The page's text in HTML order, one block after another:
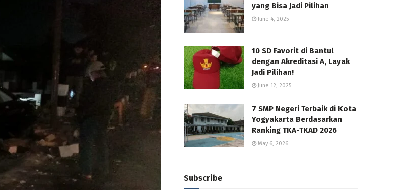
yang Bisa Jadi Pilihan
June 4, 2025
10 SD Favorit di Bantul
dengan Akreditasi A, Layak
Jadi Pilihan!
June 12, 2025
7 SMP Negeri Terbaik di Kota
Yogyakarta Berdasarkan
Ranking TKA-TKAD 2026
May 6, 2026
Subscribe